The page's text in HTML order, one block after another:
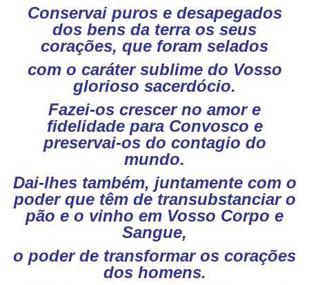
Conservai puros e desapegados
dos bens da terra os seus
corações, que foram selados
com o caráter sublime do Vosso
glorioso sacerdócio.
Fazei-os crescer no amor e
fidelidade para Convosco e
preservai-os do contagio do
mundo.
Dai-lhes também, juntamente com o
poder que têm de transubstanciar o
pão e o vinho em Vosso Corpo e
Sangue,
o poder de transformar os corações
dos homens.